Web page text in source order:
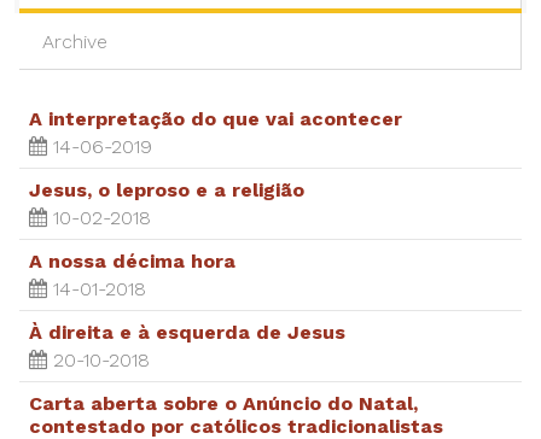
Archive
A interpretação do que vai acontecer
14-06-2019
Jesus, o leproso e a religião
10-02-2018
A nossa décima hora
14-01-2018
À direita e à esquerda de Jesus
20-10-2018
Carta aberta sobre o Anúncio do Natal,
contestado por católicos tradicionalistas